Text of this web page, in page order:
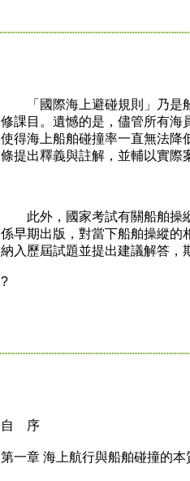
「國際海上避碰規則」乃是船
修課目。遺憾的是，儘管所有海
使得海上船舶碰撞率一直無法降
條提出釋義與註解，並輔以實際
此外，國家考試有關船舶操縱
係早期出版，對當下船舶操縱的
納入歷屆試題並提出建議解答，
?
自 序
第一章 海上航行與船舶碰撞的本